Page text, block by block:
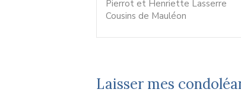
Pierrot et Henriette Lasserre
Cousins de Mauléon
Laisser mes